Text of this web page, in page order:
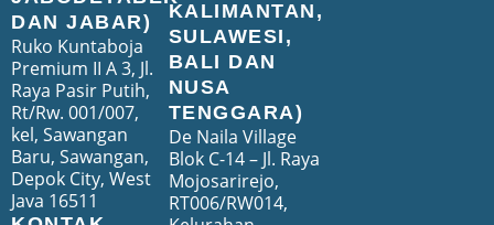
DAN JABAR)
Ruko Kuntaboja
Premium II A 3, Jl.
Raya Pasir Putih,
Rt/Rw. 001/007,
kel, Sawangan
Baru, Sawangan,
Depok City, West
Java 16511
KALIMANTAN,
SULAWESI,
BALI DAN
NUSA
TENGGARA)
De Naila Village
Blok C-14 – Jl. Raya
Mojosarirejo,
RT006/RW014,